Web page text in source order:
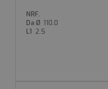
110.0
2.5